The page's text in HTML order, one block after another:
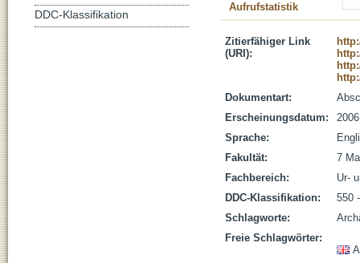
Aufrufstatistik
Zitierfähiger Link
(URI):
Dokumentart:
Erscheinungsdatum:
2006
Sprache:
Fakultät:
7
Fachbereich:
Ur-
DDC-Klassifikation:
550
Schlagworte:
Freie Schlagwörter:
DDC-Klassifikation